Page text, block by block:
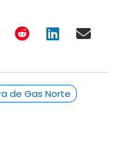
de Gas Norte